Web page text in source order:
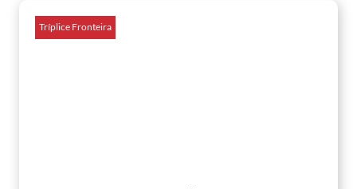
Tríplice Fronteira